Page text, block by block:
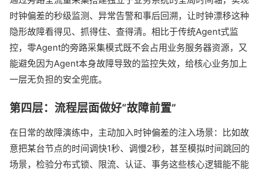
时钟偏差的秒级监测、异常告警和事后回溯，让时钟漂移这种
隐形故障看得见、抓得住、查得清。相比于传统Agent式监
控，零Agent的旁路采集模式既不会占用业务服务器资源，又
能避免因为Agent本身故障导致的监控失效，给核心业务加上
一层无负担的安全兜底。
第四层：流程层面做好“故障前置”
在日常的故障演练中，主动加入时钟偏差的注入场景：比如故
意把某台节点的时间调快1秒、调慢2秒，甚至模拟时间跳回的
场景，检验分布式锁、限流、认证、事务这些核心逻辑能不能